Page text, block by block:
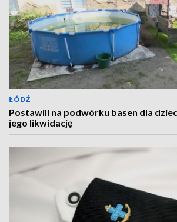
ŁÓDŹ
Postawili na podwórku basen dla
jego likwidację